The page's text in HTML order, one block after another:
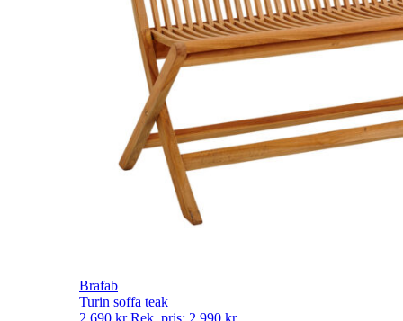
Brafab
Turin soffa teak
2 690 kr Rek. pris: 2 990 kr